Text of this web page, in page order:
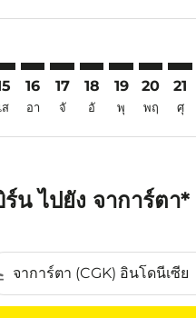
เส
16
อา
17
จั
18
อั
19
พุ
20
พฤ
21
ศุ
น ไปยัง จาการ์ตา*